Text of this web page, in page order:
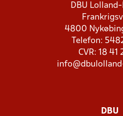
DBU
4800
Telefon:
CVR: 18 41
DBU